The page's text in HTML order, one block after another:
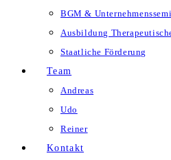
BGM &
Ausbildung
Staatliche Förderung
Team
Andreas
Udo
Reiner
Kontakt